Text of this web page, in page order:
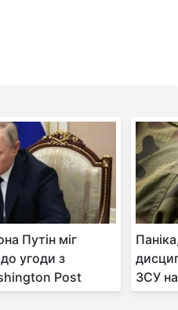
Путін міг
угоди з
Post
ЗСУ